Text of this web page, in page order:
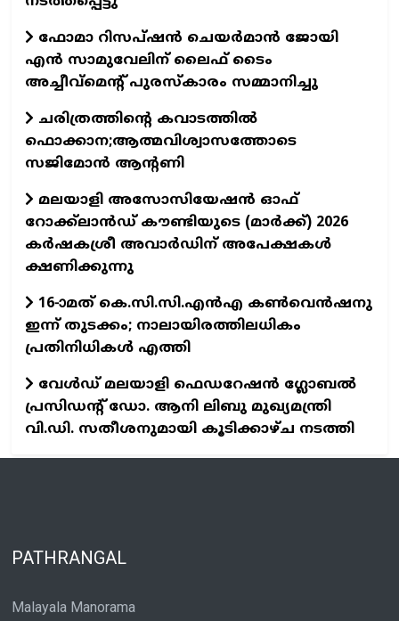
ഫോമാ റിസപ്ഷൻ ചെയർമാൻ ജോയി
എൻ സാമുവേലിന് ലൈഫ് ടൈം
അച്ചീവ്മെന്റ് പുരസ്കാരം സമ്മാനിച്ചു
ചരിത്രത്തിന്റെ കവാടത്തിൽ
ഫൊക്കാന;ആത്മവിശ്വാസത്തോടെ
സജിമോൻ ആന്റണി
മലയാളി അസോസിയേഷൻ ഓഫ്
റോക്ക്‌ലാൻഡ് കൗണ്ടിയുടെ (മാർക്ക്) 2026
കർഷകശ്രീ അവാർഡിന് അപേക്ഷകൾ
ക്ഷണിക്കുന്നു
16-ാമത് കെ.സി.സി.എന്‍എ കൺവെൻഷനു
ഇന്ന് തുടക്കം; നാലായിരത്തിലധികം
പ്രതിനിധികള്‍ എത്തി
വേൾഡ് മലയാളി ഫെഡറേഷൻ ഗ്ലോബൽ
പ്രസിഡന്റ് ഡോ. ആനി ലിബു മുഖ്യമന്ത്രി
വി.ഡി. സതീശനുമായി കൂടിക്കാഴ്ച നടത്തി
PATHRANGAL
Malayala Manorama